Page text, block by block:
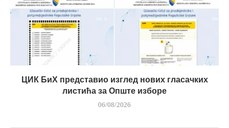
ЦИК БиХ представио изглед нових гласачких
листића за Опште изборе
06/08/2026